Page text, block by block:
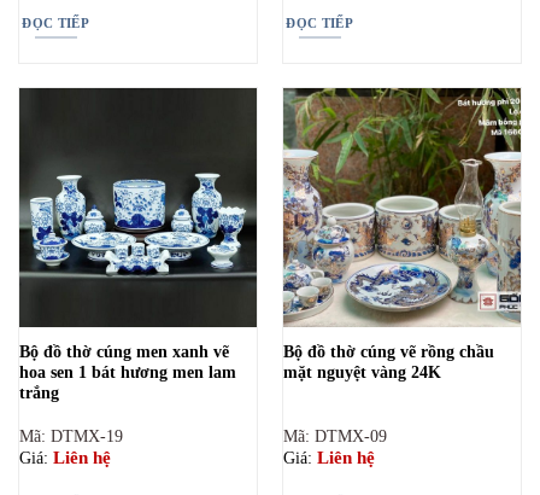
ĐỌC TIẾP ĐỌC TIẾP
Bộ đồ thờ cúng men xanh vẽ
hoa sen 1 bát hương men lam
trắng
Mã: DTMX-19
Giá: Liên hệ
Bộ đồ thờ cúng vẽ rồng chầu
mặt nguyệt vàng 24K
Mã: DTMX-09
Giá: Liên hệ